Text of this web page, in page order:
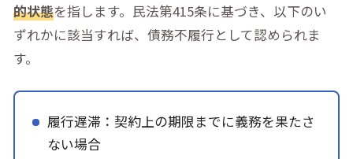
的状態を指します。民法第415条に基づき、以下のい
ずれかに該当すれば、債務不履行として認められま
す。
履行遅滞：契約上の期限までに義務を果たさ
ない場合